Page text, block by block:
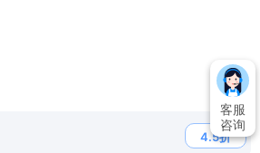
4.5折
客服
咨询